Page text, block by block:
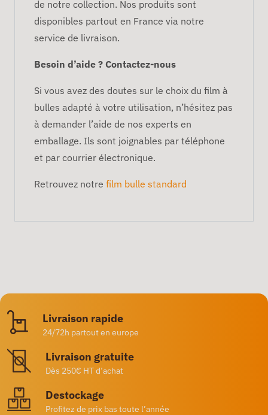
de notre collection. Nos produits sont
disponibles partout en France via notre
service de livraison.
Besoin d’aide ? Contactez-nous
Si vous avez des doutes sur le choix du film à
bulles adapté à votre utilisation, n’hésitez pas
à demander l’aide de nos experts en
emballage. Ils sont joignables par téléphone
et par courrier électronique.
Retrouvez notre film bulle standard
Livraison rapide
24/72h partout en europe
Livraison gratuite
Dès 250€ HT d’achat
Destockage
Profitez de prix bas toute l’année